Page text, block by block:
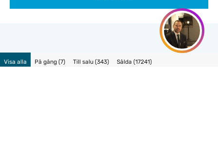
Visa alla På gång (7) Till salu (343) Sålda (17241)